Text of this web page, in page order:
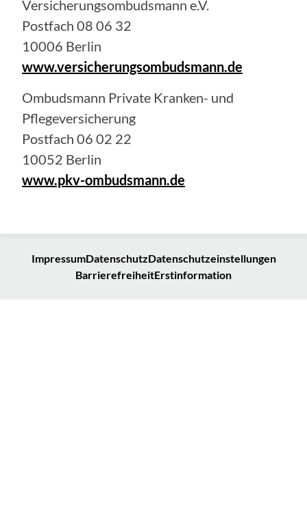
Versicherungsombudsmann e.V.
Postfach 08 06 32
10006 Berlin
www.versicherungsombudsmann.de
Ombudsmann Private Kranken- und
Pflegeversicherung
Postfach 06 02 22
10052 Berlin
www.pkv-ombudsmann.de
ImpressumDatenschutzDatenschutzeinstellungen
BarrierefreiheitErstinformation